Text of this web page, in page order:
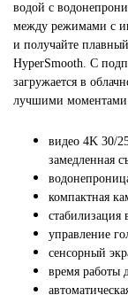
водой с
между режимами с
и получайте
HyperSmooth. С
загружается в
лучшими моментами
видео 4K 30/
замедленная
компактная
управление
сенсорный
время работы